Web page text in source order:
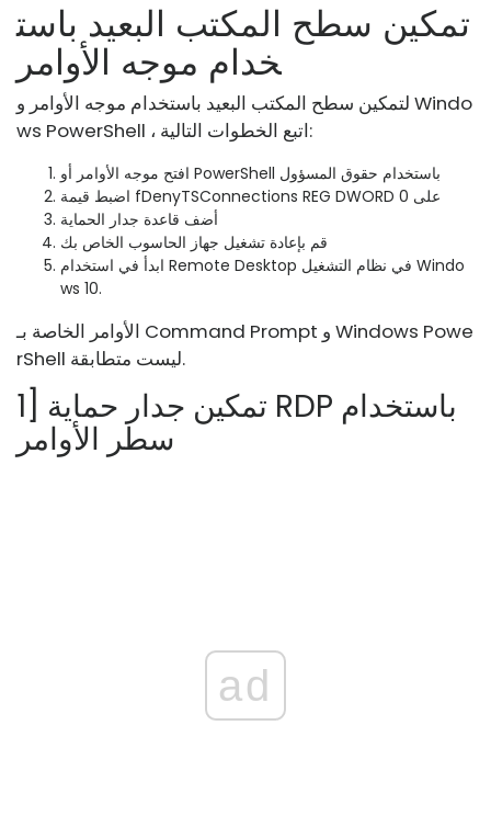
تمكين سطح المكتب البعيد باست
خدام موجه الأوامر
لتمكين سطح المكتب البعيد باستخدام موجه الأوامر و Windo
ws PowerShell ، اتبع الخطوات التالية:
افتح موجه الأوامر أو PowerShell باستخدام حقوق المسؤول
اضبط قيمة fDenyTSConnections REG DWORD على 0
أضف قاعدة جدار الحماية
قم بإعادة تشغيل جهاز الحاسوب الخاص بك
ابدأ في استخدام Remote Desktop في نظام التشغيل Windo
ws 10.
الأوامر الخاصة بـ Command Prompt و Windows Powe
rShell ليست متطابقة.
1] تمكين جدار حماية RDP باستخدام
سطر الأوامر
ad